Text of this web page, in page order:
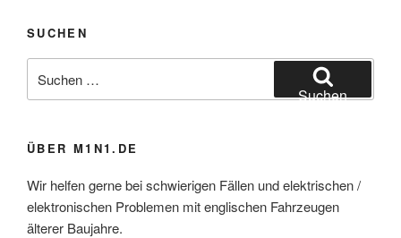
SUCHEN
nach:
Suchen
ÜBER M1N1.DE
Wir helfen gerne bei schwierigen Fällen und elektrischen /
elektronischen Problemen mit englischen Fahrzeugen
älterer Baujahre.